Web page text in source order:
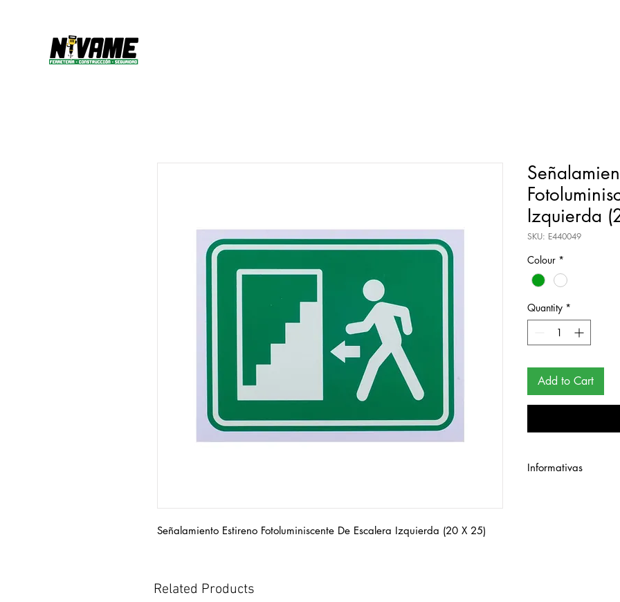
Señalamiento Estireno Fotoluminiscente De Escalera Izquierda (20 X 25)
Izquierda
SKU: E440049
Colour *
Quantity *
Add to Cart
Informativas
Related Products